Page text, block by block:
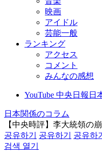
映画
アイドル
芸能一般
ランキング
アクセス
コメント
みんなの感想
YouTube 中央日報日
日本関係のコラム
【中央時評】李大統領の
공유하기
공유하기
공유하기
검색 열기